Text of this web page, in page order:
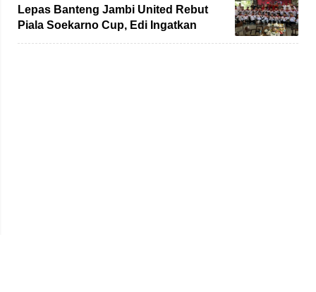
Lepas Banteng Jambi United Rebut
Piala Soekarno Cup, Edi Ingatkan
Pemain Jaga Sportivitas